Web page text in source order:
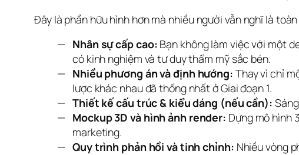
Đây là phần hữu hình hơn mà nhiều người vẫn nghĩ là
Nhân sự cấp cao: Bạn không làm việc với một
có kinh nghiệm và tư duy thẩm mỹ sắc bén.
Nhiều phương án và định hướng: Thay vì chỉ
lược khác nhau đã thống nhất ở Giai đoạn 1.
Thiết kế cấu trúc & kiểu dáng (nếu cần):
Mockup 3D và hình ảnh render: Dựng mô hình
marketing.
Quy trình phản hồi và tinh chỉnh: Nhiều vòng